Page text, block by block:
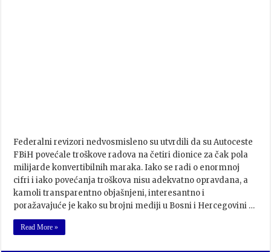
Federalni revizori nedvosmisleno su utvrdili da su Autoceste
FBiH povećale troškove radova na četiri dionice za čak pola
milijarde konvertibilnih maraka. Iako se radi o enormnoj
cifri i iako povećanja troškova nisu adekvatno opravdana, a
kamoli transparentno objašnjeni, interesantno i
poražavajuće je kako su brojni mediji u Bosni i Hercegovini …
Read More »